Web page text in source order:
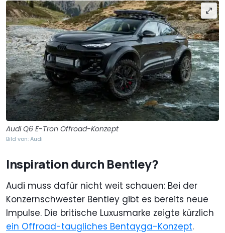
Audi Q6 E-Tron Offroad-Konzept
Bild von: Audi
Inspiration durch Bentley?
Audi muss dafür nicht weit schauen: Bei der
Konzernschwester Bentley gibt es bereits neue
Impulse. Die britische Luxusmarke zeigte kürzlich
ein Offroad-taugliches Bentayga-Konzept.